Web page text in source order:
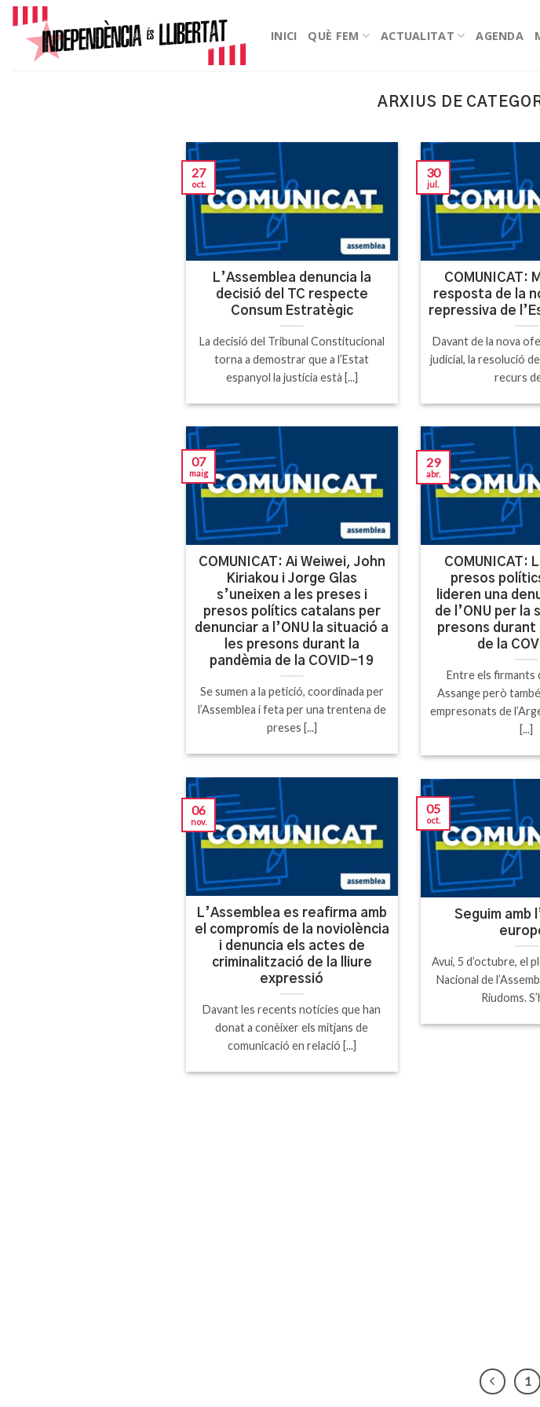
Skip
content
INICI QUÈ FEM ACTUALITAT AGENDA
ARXIUS DE
L’Assemblea denuncia la
decisió del TC respecte
Consum Estratègic
La decisió del Tribunal Constitucional
torna a demostrar que a l’Estat
espanyol la justícia està [...]
27
oct.
COMUNICAT:
resposta de la
repressiva de
Davant de la nova
judicial, la resolució
recurs
30
jul.
COMUNICAT: Ai Weiwei, John
Kiriakou i Jorge Glas
s’uneixen a les preses i
presos polítics catalans per
denunciar a l’ONU la situació a
les presons durant la
pandèmia de la COVID-19
Se sumen a la petició, coordinada per
l’Assemblea i feta per una trentena de
preses [...]
07
maig
COMUNICAT:
presos
lideren una
de l’ONU per la
presons durant
de la
Entre els firmants
Assange però
empresonats de
[...]
29
abr.
L’Assemblea es reafirma amb
el compromís de la noviolència
i denuncia els actes de
criminalització de la lliure
expressió
Davant les recents notícies que han
donat a conèixer els mitjans de
comunicació en relació [...]
06
nov.
Seguim amb
Avui, 5 d’octubre, el
Nacional de
Riudoms.
05
oct.
1